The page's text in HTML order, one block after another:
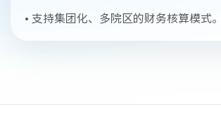
• 支持集团化、多院区的财务核算模式。